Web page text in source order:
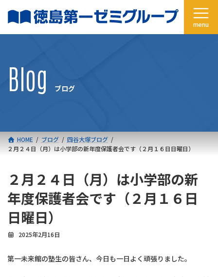
ン
ー
Blog ブログ
HOME ブログ
四谷大塚ブログ
２月２４日（月）は小学部の新年度保護者会です（２月１６日日曜日）
２月２４日（月）は小学部の新
年度保護者会です（２月１６日
日曜日）
2025年2月16日
第一未来館の塾生の皆さん、今日も一日よく頑張りました。